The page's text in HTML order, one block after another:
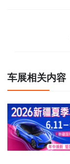
车展相关内容